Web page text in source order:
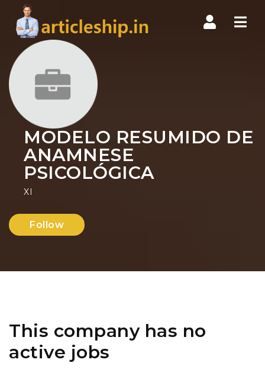
MODELO RESUMIDO DE
ANAMNESE
PSICOLÓGICA
XI
Follow
This company has no
active jobs